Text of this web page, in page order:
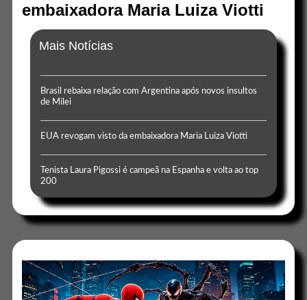
embaixadora Maria Luiza Viotti
Mais Notícias
Brasil rebaixa relação com Argentina após novos insultos
de Milei
EUA revogam visto da embaixadora Maria Luiza Viotti
Tenista Laura Pigossi é campeã na Espanha e volta ao top
200